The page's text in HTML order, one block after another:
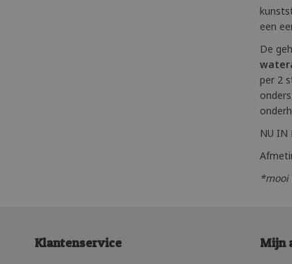
een
De
per 2
NU IN
*mooi
Klantenservice Mijn